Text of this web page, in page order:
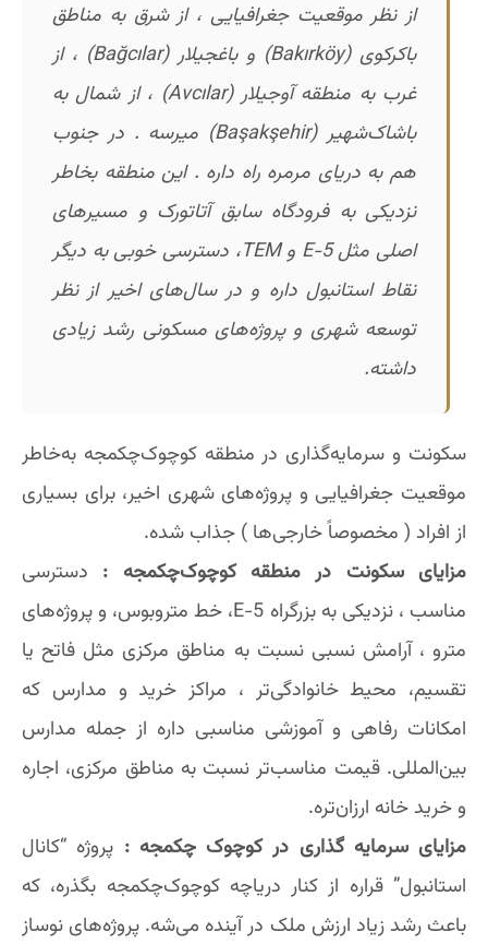
از نظر موقعیت جغرافیایی ، از شرق به مناطق
باکرکوی (Bakırköy) و باغجیلار (Bağcılar) ، از
غرب به منطقه آوجیلار (Avcılar) ، از شمال به
باشاک‌شهیر (Başakşehir) میرسه . در جنوب
هم به دریای مرمره راه داره . این منطقه بخاطر
نزدیکی به فرودگاه سابق آتاتورک و مسیرهای
اصلی مثل E-5 و TEM، دسترسی خوبی به دیگر
نقاط استانبول داره و در سال‌های اخیر از نظر
توسعه شهری و پروژه‌های مسکونی رشد زیادی
داشته.
سکونت و سرمایه‌گذاری در منطقه کوچوک‌چکمجه به‌خاطر
موقعیت جغرافیایی و پروژه‌های شهری اخیر، برای بسیاری
از افراد ( مخصوصاً خارجی‌ها ) جذاب شده.
مزایای سکونت در منطقه کوچوک‌چکمجه : دسترسی
مناسب ، نزدیکی به بزرگراه E-5، خط متروبوس، و پروژه‌های
مترو ، آرامش نسبی نسبت به مناطق مرکزی مثل فاتح یا
تقسیم، محیط خانوادگی‌تر ، مراکز خرید و مدارس که
امکانات رفاهی و آموزشی مناسبی داره از جمله مدارس
بین‌المللی. قیمت مناسب‌تر نسبت به مناطق مرکزی، اجاره
و خرید خانه ارزان‌تره.
مزایای سرمایه گذاری در کوچوک چکمجه : پروژه “کانال
استانبول” قراره از کنار دریاچه کوچوک‌چکمجه بگذره، که
باعث رشد زیاد ارزش ملک در آینده می‌شه. پروژه‌های نوساز